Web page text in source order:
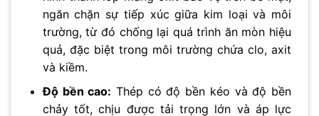
ngăn chặn sự tiếp xúc giữa kim loại và môi
trường, từ đó chống lại quá trình ăn mòn hiệu
quả, đặc biệt trong môi trường chứa clo, axit
và kiềm.
Độ bền cao: Thép có độ bền kéo và độ bền
chảy tốt, chịu được tải trọng lớn và áp lực